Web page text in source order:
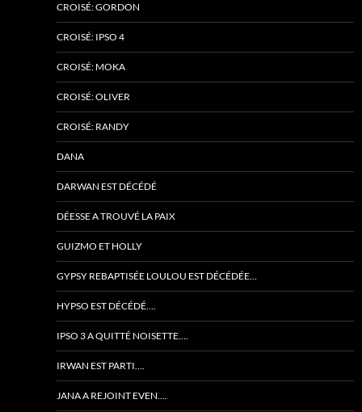
CROISÉ: GORDON
CROISÉ: IPSO 4
CROISÉ: MOKA
CROISÉ: OLIVER
CROISÉ: RANDY
DANA
DARWAN EST DÉCÉDÉ
DÉESSE A TROUVÉ LA PAIX
GUIZMO ET HOLLY
GYPSY REBAPTISÉE LOULOU EST DÉCÉDÉE…
HYPSO EST DÉCÉDÉ….
IPSO 3 A QUITTÉ NOISETTE….
IRWAN EST PARTI….
JANA A REJOINT EVEN….